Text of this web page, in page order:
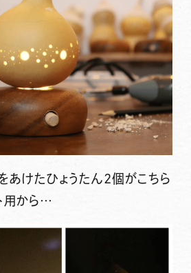
あけたひょうたん2個がこちら
用から…